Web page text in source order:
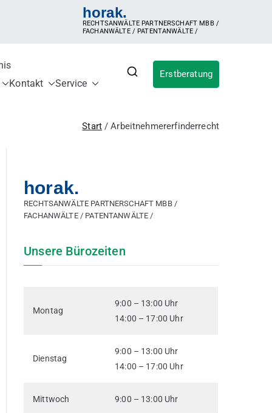
horak.
RECHTSANWÄLTE PARTNERSCHAFT MBB /
FACHANWÄLTE / PATENTANWÄLTE /
IP
Inanspruchnahme der Erfindung,
Kontakt Service
Erstberatung
Start Arbeitnehmererfinderrecht
horak.
RECHTSANWÄLTE PARTNERSCHAFT MBB /
FACHANWÄLTE / PATENTANWÄLTE /
Unsere Bürozeiten
Montag
9:00 – 13:00 Uhr
14:00 – 17:00 Uhr
Dienstag
9:00 – 13:00 Uhr
14:00 – 17:00 Uhr
Mittwoch 9:00 – 13:00 Uhr